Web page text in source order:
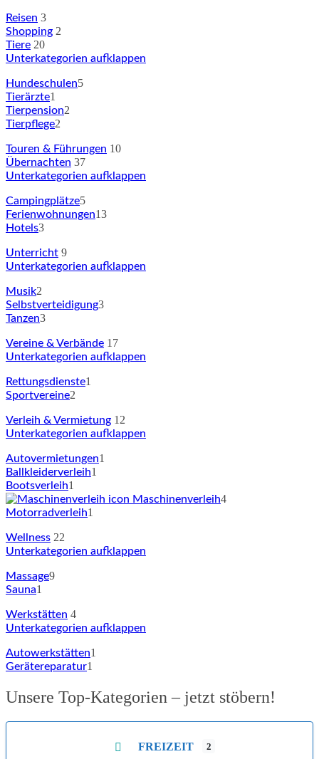
Reisen 3
Shopping 2
Tiere 20
Unterkategorien aufklappen
Hundeschulen5
Tierärzte1
Tierpension2
Tierpflege2
Touren & Führungen 10
Übernachten 37
Unterkategorien aufklappen
Campingplätze5
Ferienwohnungen13
Hotels3
Unterricht 9
Unterkategorien aufklappen
Musik2
Selbstverteidigung3
Tanzen3
Vereine & Verbände 17
Unterkategorien aufklappen
Rettungsdienste1
Sportvereine2
Verleih & Vermietung 12
Unterkategorien aufklappen
Autovermietungen1
Ballkleiderverleih1
Bootsverleih1
Maschinenverleih4
Motorradverleih1
Wellness 22
Unterkategorien aufklappen
Massage9
Sauna1
Werkstätten 4
Unterkategorien aufklappen
Autowerkstätten1
Gerätereparatur1
Unsere Top-Kategorien – jetzt stöbern!
FREIZEIT 2